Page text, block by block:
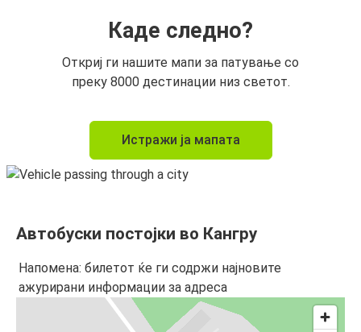
Каде следно?
Откриј ги нашите мапи за патување со
преку 8000 дестинации низ светот.
Истражи ја мапата
Автобуски постојки во Кангру
Напомена: билетот ќе ги содржи најновите
ажурирани информации за адреса